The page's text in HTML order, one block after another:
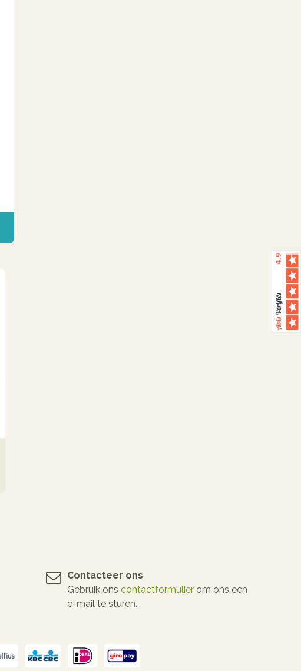
Contacteer ons
Gebruik ons contactformulier om ons een
e-mail te sturen.